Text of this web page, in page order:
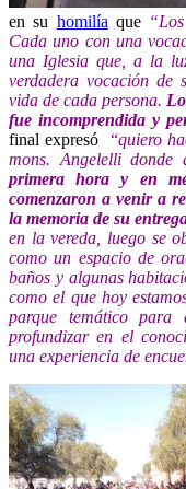
en su homilía que
Cada uno con una
una Iglesia que, a la
verdadera vocación de
vida de cada persona.
fue incomprendida y
final expresó “quiero
mons. Angelelli donde
primera hora y en
comenzaron a venir a
la memoria de su
en la vereda, luego se
como un espacio de
baños y algunas
como el que hoy
parque temático para
profundizar en el
una experiencia de